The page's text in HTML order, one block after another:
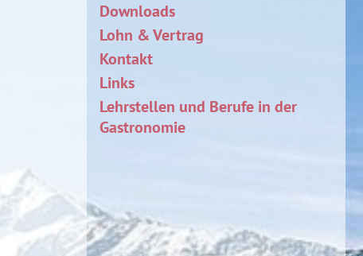
Downloads
Lohn & Vertrag
Kontakt
Links
Lehrstellen und Berufe in der
Gastronomie